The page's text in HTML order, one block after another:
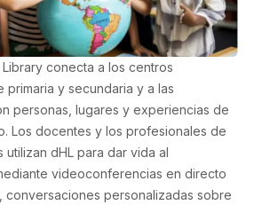
Library conecta a los centros
primaria y secundaria y a las
personas, lugares y experiencias de
Los docentes y los profesionales de
utilizan dHL para dar vida al
videoconferencias en directo
conversaciones personalizadas sobre